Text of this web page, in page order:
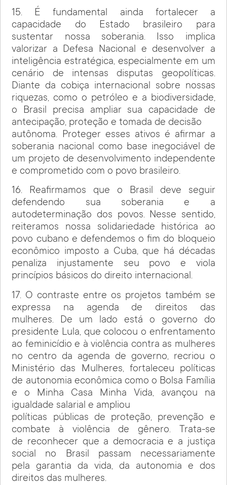
15. É fundamental ainda fortalecer a
capacidade do Estado brasileiro para
sustentar nossa soberania. Isso implica
valorizar a Defesa Nacional e desenvolver a
inteligência estratégica, especialmente em um
cenário de intensas disputas geopolíticas.
Diante da cobiça internacional sobre nossas
riquezas, como o petróleo e a biodiversidade,
o Brasil precisa ampliar sua capacidade de
antecipação, proteção e tomada de decisão
autônoma. Proteger esses ativos é afirmar a
soberania nacional como base inegociável de
um projeto de desenvolvimento independente
e comprometido com o povo brasileiro.
16. Reafirmamos que o Brasil deve seguir
defendendo sua soberania e a
autodeterminação dos povos. Nesse sentido,
reiteramos nossa solidariedade histórica ao
povo cubano e defendemos o fim do bloqueio
econômico imposto a Cuba, que há décadas
penaliza injustamente seu povo e viola
princípios básicos do direito internacional.
17. O contraste entre os projetos também se
expressa na agenda de direitos das
mulheres. De um lado está o governo do
presidente Lula, que colocou o enfrentamento
ao feminicídio e à violência contra as mulheres
no centro da agenda de governo, recriou o
Ministério das Mulheres, fortaleceu políticas
de autonomia econômica como o Bolsa Família
e o Minha Casa Minha Vida, avançou na
igualdade salarial e ampliou
políticas públicas de proteção, prevenção e
combate à violência de gênero. Trata-se
de reconhecer que a democracia e a justiça
social no Brasil passam necessariamente
pela garantia da vida, da autonomia e dos
direitos das mulheres.